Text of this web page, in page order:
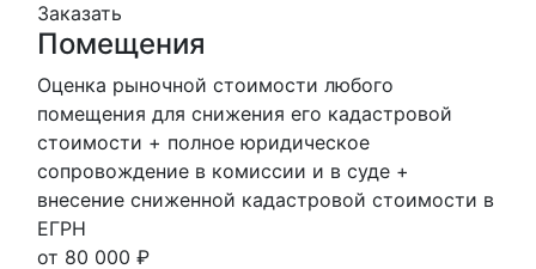
Заказать
Помещения
Оценка рыночной стоимости любого
помещения для снижения его кадастровой
стоимости + полное юридическое
сопровождение в комиссии и в суде +
внесение сниженной кадастровой стоимости в
ЕГРН
от 80 000 ₽